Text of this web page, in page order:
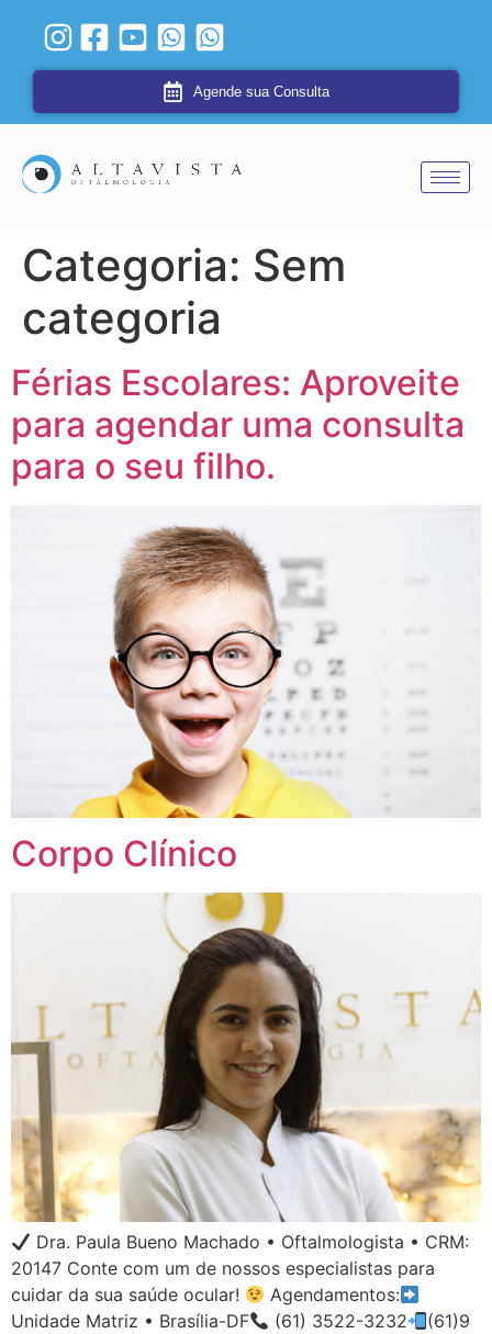
Agende sua Consulta
Categoria: Sem
categoria
Férias Escolares: Aproveite
para agendar uma consulta
para o seu filho.
Corpo Clínico
Dra. Paula Bueno Machado • Oftalmologista • CRM:
20147 Conte com um de nossos especialistas para
cuidar da sua saúde ocular!
Agendamentos:
Unidade Matriz • Brasília-DF
(61) 3522-3232
(61)9